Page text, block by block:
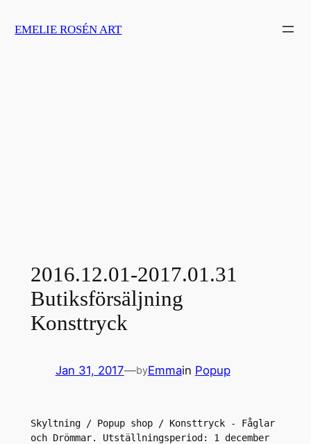
toEMELIE ROSÉN ART
2016.12.01-2017.01.31
Butiksförsäljning
Konsttryck
Jan 31, 2017—byEmmain Popup
Skyltning / Popup shop / Konsttryck - Fåglar
och Drömmar. Utställningsperiod: 1 december